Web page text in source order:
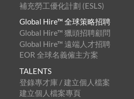
補充勞工優化計劃 (ESLS)
Global Hire™ 全球策略招聘
Global Hire™ 獵頭招聘顧問
Global Hire™ 遠端人才招聘
EOR 全球名義僱主方案
TALENTS
登錄專才庫 / 建立個人檔案
建立個人檔案專頁